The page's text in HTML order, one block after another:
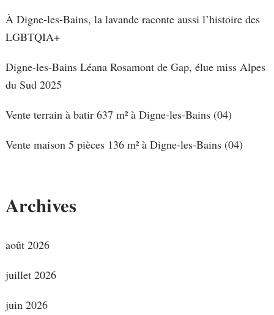
À Digne-les-Bains, la lavande raconte aussi l’histoire des
LGBTQIA+
Digne-les-Bains Léana Rosamont de Gap, élue miss Alpes
du Sud 2025
Vente terrain à batir 637 m² à Digne-les-Bains (04)
Vente maison 5 pièces 136 m² à Digne-les-Bains (04)
Archives
août 2026
juillet 2026
juin 2026